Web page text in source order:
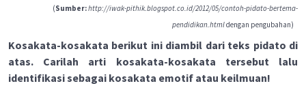
(Sumber:http://iwak-pithik.blogspot.co.id/2012/05/contoh-pidato-bertema-
pendidikan.htmldengan pengubahan)
Kosakata-kosakata berikut ini diambil dari teks pidato di
atas. Carilah arti kosakata-kosakata tersebut lalu
identifikasi sebagai kosakata emotif atau keilmuan!